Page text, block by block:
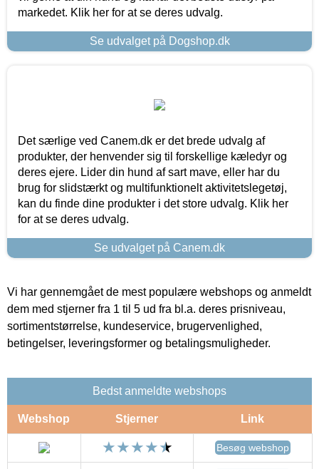
markedet. Klik her for at se deres udvalg.
Se udvalget på Dogshop.dk
Det særlige ved Canem.dk er det brede udvalg af
produkter, der henvender sig til forskellige kæledyr og
deres ejere. Lider din hund af sart mave, eller har du
brug for slidstærkt og multifunktionelt aktivitetslegetøj,
kan du finde dine produkter i det store udvalg. Klik her
for at se deres udvalg.
Se udvalget på Canem.dk
Vi har gennemgået de mest populære webshops og anmeldt
dem med stjerner fra 1 til 5 ud fra bl.a. deres prisniveau,
sortimentstørrelse, kundeservice, brugervenlighed,
betingelser, leveringsformer og betalingsmuligheder.
Bedst anmeldte webshops
Webshop Stjerner Link
Besøg webshop